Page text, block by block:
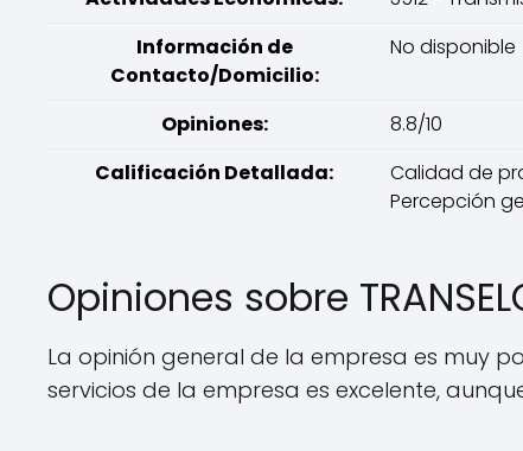
Información de
Contacto/Domicilio:
No disponible
Opiniones:
8.8/10
Calificación Detallada:
Calidad de
Percepción
Opiniones sobre
La opinión general de la empresa es muy
servicios de la empresa es excelente,